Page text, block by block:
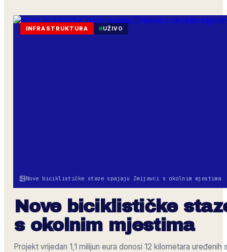
Nove biciklističke staze spajaju Zmijavci s okolnim mjestima
INFRASTRUKTURA UŽIVO
Nove biciklističke
s okolnim mjestima
Projekt vrijedan 1,1 milijun eura donosi 12 kilometara